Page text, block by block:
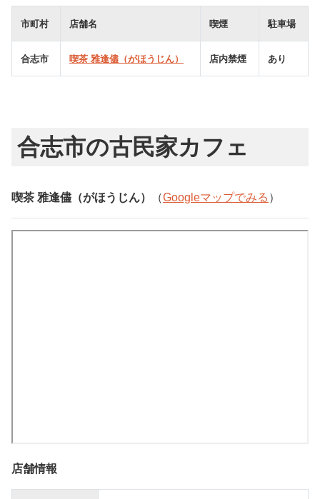
市町村 店舗名 喫煙 駐車場
合志市 喫茶 雅逢儘（がほうじん） 店内禁煙 あり
合志市の古民家カフェ
喫茶 雅逢儘（がほうじん） （Googleマップでみる ）
店舗情報